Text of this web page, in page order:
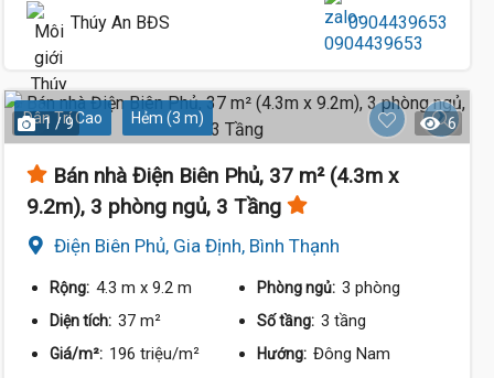
Thúy An BĐS 0904439653
Dân Trí Cao Hẻm (3 m)
1 / 9 6
Bán nhà Điện Biên Phủ, 37 m² (4.3m x
9.2m), 3 phòng ngủ, 3 Tầng
Điện Biên Phủ, Gia Định, Bình Thạnh
Rộng: 4.3 m x 9.2 m Phòng ngủ: 3 phòng
Diện tích: 37 m² Số tầng: 3 tầng
Giá/m²: 196 triệu/m² Hướng: Đông Nam